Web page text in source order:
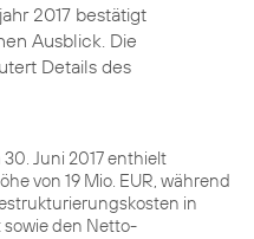
2017 bestätigt
Ausblick. Die
Details des
Juni 2017 enthielt
von 19 Mio. EUR, während
in
sowie den Netto-